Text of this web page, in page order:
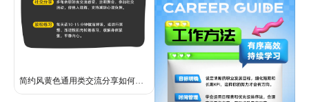
简约风黄色通用类交流分享如何正确应对压力小红书内页